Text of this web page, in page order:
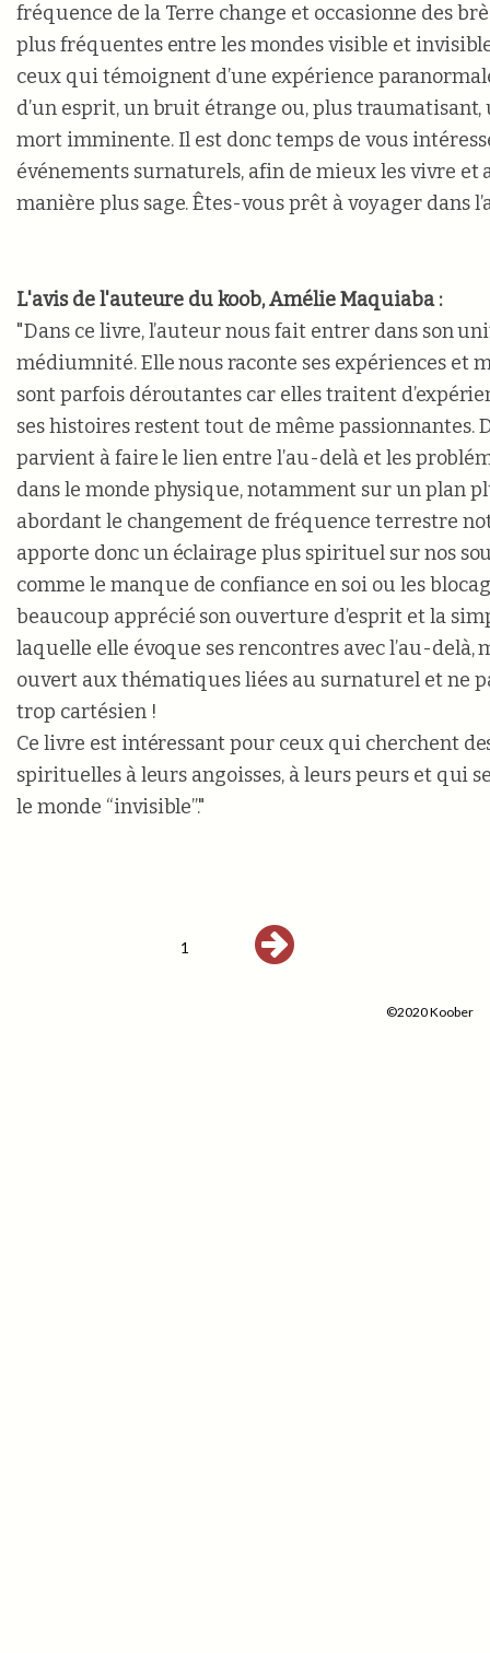
fréquence de la Terre change et occasionne des
plus fréquentes entre les mondes visible et
ceux qui témoignent d’une expérience
d’un esprit, un bruit étrange ou, plus traumatisant,
mort imminente. Il est donc temps de vous
événements surnaturels, afin de mieux les vivre et
manière plus sage. Êtes-vous prêt à voyager dans
L'avis de l'auteure du koob, Amélie Maquiaba :
"Dans ce livre, l’auteur nous fait entrer dans son
médiumnité. Elle nous raconte ses expériences et
sont parfois déroutantes car elles traitent
ses histoires restent tout de même passionnantes.
parvient à faire le lien entre l’au-delà et les
dans le monde physique, notamment sur un plan
abordant le changement de fréquence terrestre
apporte donc un éclairage plus spirituel sur nos
comme le manque de confiance en soi ou les
beaucoup apprécié son ouverture d’esprit et la
laquelle elle évoque ses rencontres avec l’au-delà,
ouvert aux thématiques liées au surnaturel et ne
trop cartésien !
Ce livre est intéressant pour ceux qui cherchent
spirituelles à leurs angoisses, à leurs peurs et qui
le monde “invisible”."
1
©2020 Koober